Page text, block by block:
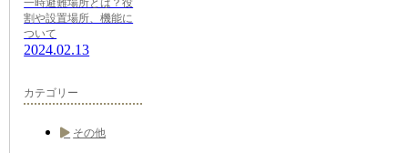
割や設置場所、機能に
ついて
2024.02.13
カテゴリー
その他